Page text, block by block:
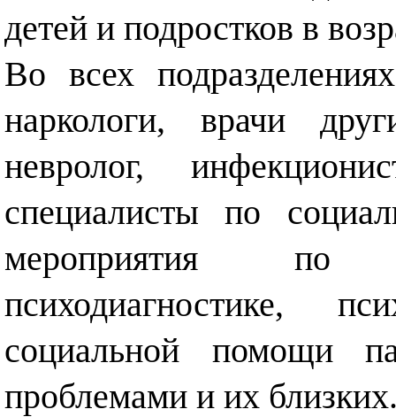
детей и подростков в
Во всех
наркологи, врачи
невролог,
специалисты по
мероприятия по
психодиагностике,
социальной помощи
проблемами и их